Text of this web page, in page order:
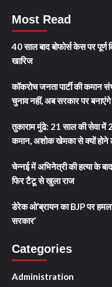
Most Read
40 साल बाद बोफोर्स केस पर पूर्ण
खारिज
कॉकरोच जनता पार्टी की
चुनाव नहीं, अब सरकार पर बनाएंगे
तुकाराम मुंढे: 21 साल की सेवा में
कमान, अशोक खेमका से क्यों होने
चेन्नई में अभिनेत्री की हत्या के
फिर टैटू से खुला राज
डेरेक ओ’ब्रायन का BJP पर
सरकार’
Categories
Administration